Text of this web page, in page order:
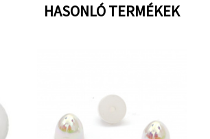
HASONLÓ TERMÉKEK